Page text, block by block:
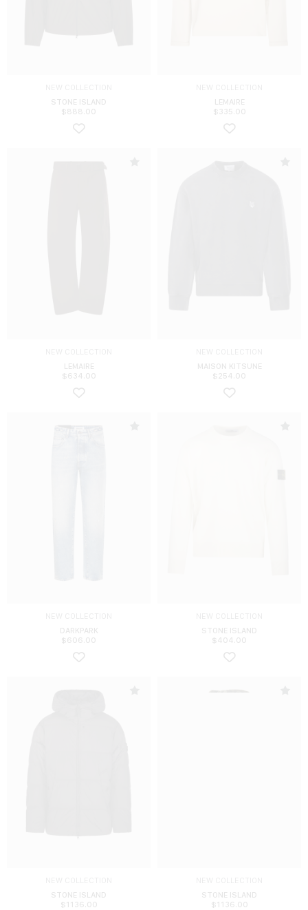
STONE ISLAND
$ 888.00
LEMAIRE
$ 335.00
LEMAIRE
$ 634.00
MAISON KITSUNE
$ 254.00
DARKPARK
$ 606.00
STONE ISLAND
$ 404.00
STONE ISLAND
$ 1136.00
STONE ISLAND
$ 1136.00